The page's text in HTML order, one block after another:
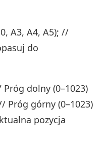
A3, A4, A5); //
do
dolny (0–1023)
Próg górny (0–1023)
pozycja